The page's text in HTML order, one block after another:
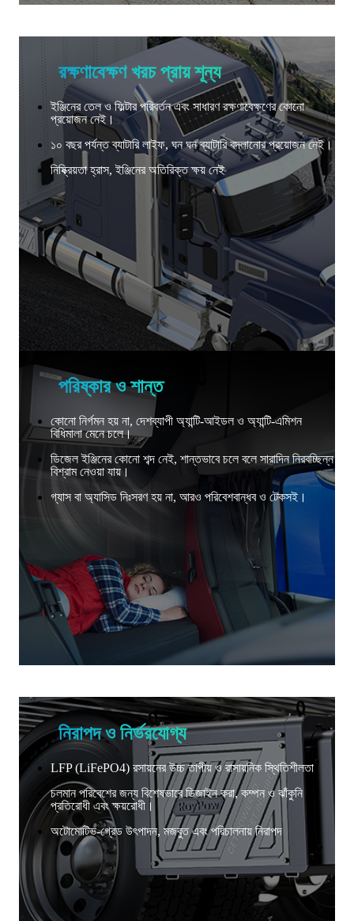
রক্ষণাবেক্ষণ খরচ প্রায় শূন্য
ইঞ্জিনের তেল ও ফিল্টার পরিবর্তন এবং সাধারণ রক্ষণাবেক্ষণের কোনো
প্রয়োজন নেই।
১০ বছর পর্যন্ত ব্যাটারি লাইফ, ঘন ঘন ব্যাটারি বদলানোর প্রয়োজন নেই।
নিষ্ক্রিয়তা হ্রাস, ইঞ্জিনের অতিরিক্ত ক্ষয় নেই
পরিষ্কার ও শান্ত
কোনো নির্গমন হয় না, দেশব্যাপী অ্যান্টি-আইডল ও অ্যান্টি-এমিশন
বিধিমালা মেনে চলে।
ডিজেল ইঞ্জিনের কোনো শব্দ নেই, শান্তভাবে চলে বলে সারাদিন নিরবচ্ছিন্ন
বিশ্রাম নেওয়া যায়।
গ্যাস বা অ্যাসিড নিঃসরণ হয় না, আরও পরিবেশবান্ধব ও টেকসই।
নিরাপদ ও নির্ভরযোগ্য
LFP (LiFePO4) রসায়নের উচ্চ তাপীয় ও রাসায়নিক স্থিতিশীলতা
চলমান পরিবেশের জন্য বিশেষভাবে ডিজাইন করা, কম্পন ও ঝাঁকুনি
প্রতিরোধী এবং ক্ষয়রোধী।
অটোমোটিভ-গ্রেড উৎপাদন, মজবুত এবং পরিচালনায় নিরাপদ